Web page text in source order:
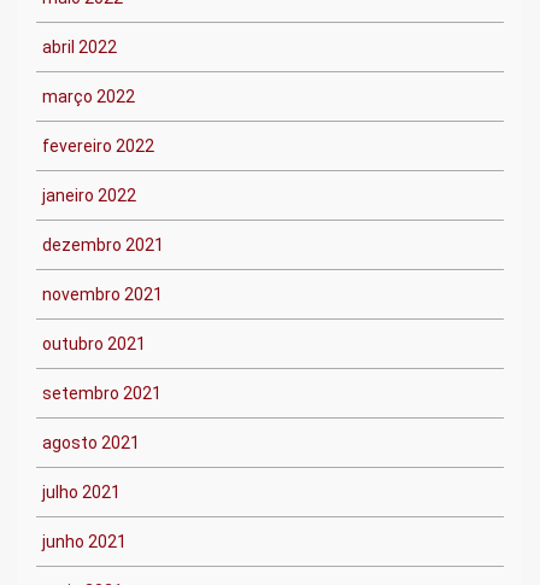
abril 2022
março 2022
fevereiro 2022
janeiro 2022
dezembro 2021
novembro 2021
outubro 2021
setembro 2021
agosto 2021
julho 2021
junho 2021